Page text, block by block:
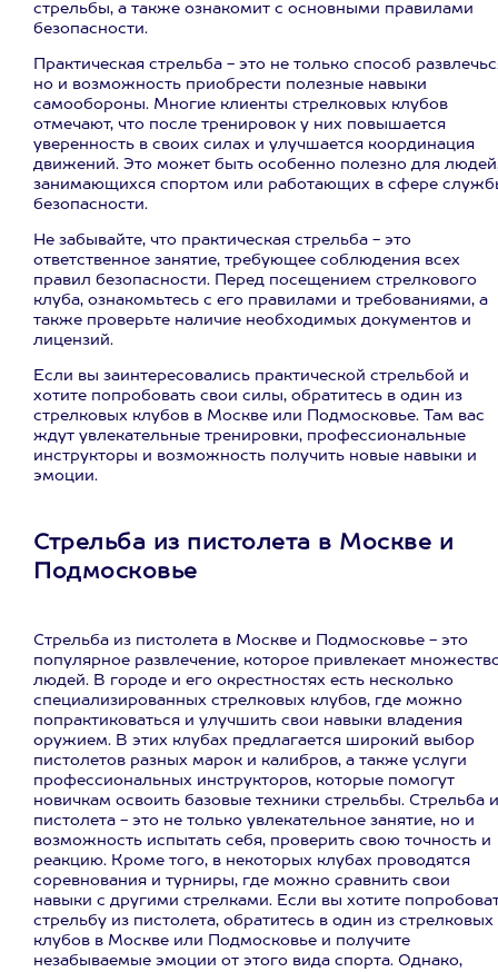
стрельбы, а также ознакомит с основными правилами
безопасности.
Практическая стрельба - это не только способ
но и возможность приобрести полезные навыки
самообороны. Многие клиенты стрелковых клубов
отмечают, что после тренировок у них повышается
уверенность в своих силах и улучшается координация
движений. Это может быть особенно полезно для
занимающихся спортом или работающих в сфере
безопасности.
Не забывайте, что практическая стрельба - это
ответственное занятие, требующее соблюдения всех
правил безопасности. Перед посещением стрелкового
клуба, ознакомьтесь с его правилами и требованиями, а
также проверьте наличие необходимых документов и
лицензий.
Если вы заинтересовались практической стрельбой и
хотите попробовать свои силы, обратитесь в один из
стрелковых клубов в Москве или Подмосковье. Там вас
ждут увлекательные тренировки, профессиональные
инструкторы и возможность получить новые навыки и
эмоции.
Стрельба из пистолета в Москве и
Подмосковье
Стрельба из пистолета в Москве и Подмосковье - это
популярное развлечение, которое привлекает
людей. В городе и его окрестностях есть несколько
специализированных стрелковых клубов, где можно
попрактиковаться и улучшить свои навыки владения
оружием. В этих клубах предлагается широкий выбор
пистолетов разных марок и калибров, а также услуги
профессиональных инструкторов, которые помогут
новичкам освоить базовые техники стрельбы. Стрельба
пистолета - это не только увлекательное занятие, но и
возможность испытать себя, проверить свою точность и
реакцию. Кроме того, в некоторых клубах проводятся
соревнования и турниры, где можно сравнить свои
навыки с другими стрелками. Если вы хотите
стрельбу из пистолета, обратитесь в один из стрелковых
клубов в Москве или Подмосковье и получите
незабываемые эмоции от этого видa спорта. Однако,